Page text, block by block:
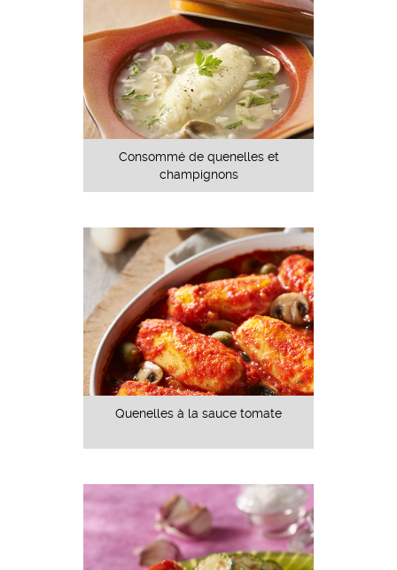
Consommé de quenelles et
champignons
Quenelles à la sauce tomate